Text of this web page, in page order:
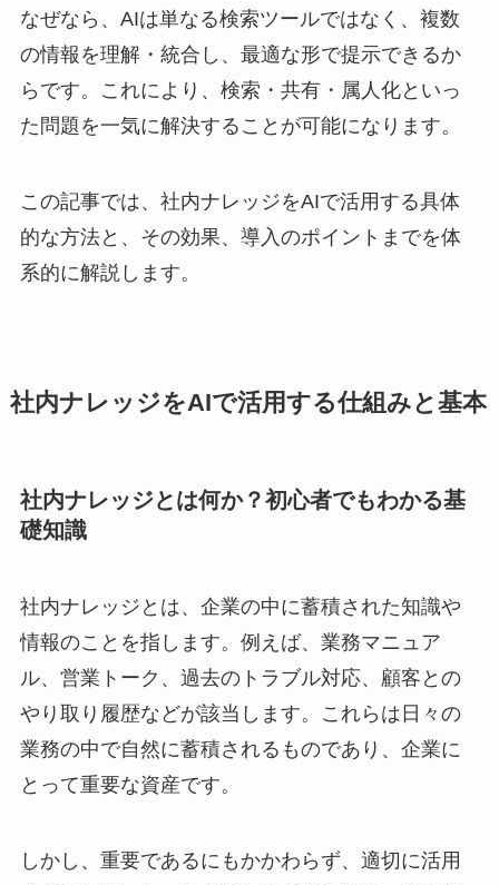
なぜなら、AIは単なる検索ツールではなく、複数
の情報を理解・統合し、最適な形で提示できるか
らです。これにより、検索・共有・属人化といっ
た問題を一気に解決することが可能になります。
この記事では、社内ナレッジをAIで活用する具体
的な方法と、その効果、導入のポイントまでを体
系的に解説します。
社内ナレッジをAIで活用する仕組みと基本
社内ナレッジとは何か？初心者でもわかる基
礎知識
社内ナレッジとは、企業の中に蓄積された知識や
情報のことを指します。例えば、業務マニュア
ル、営業トーク、過去のトラブル対応、顧客との
やり取り履歴などが該当します。これらは日々の
業務の中で自然に蓄積されるものであり、企業に
とって重要な資産です。
しかし、重要であるにもかかわらず、適切に活用